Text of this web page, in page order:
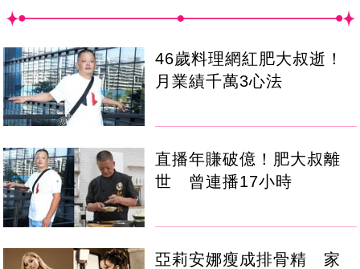
46歲料理網紅肥大叔逝！
月業績千萬3心法
直播年賺破億！肥大叔離
世 曾連播17小時
亞莉安娜瘦成排骨精 家